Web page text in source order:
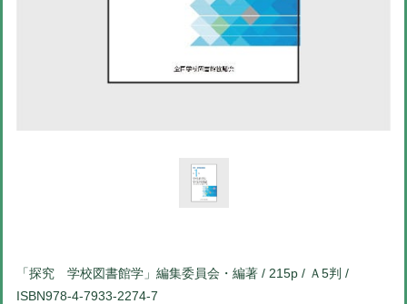
「探究 学校図書館学」編集委員会・編著 / 215p / Ａ5判 /
ISBN978-4-7933-2274-7